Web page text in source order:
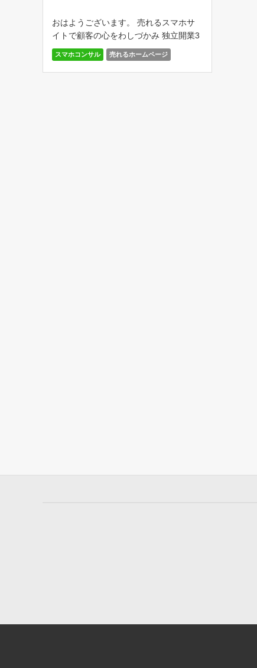
おはようございます。 売れるスマホサ
イトで顧客の心をわしづかみ 独立開業3
年目までの 店舗オーナー向け ネット
[…]
スマホコンサル 売れるホームページ